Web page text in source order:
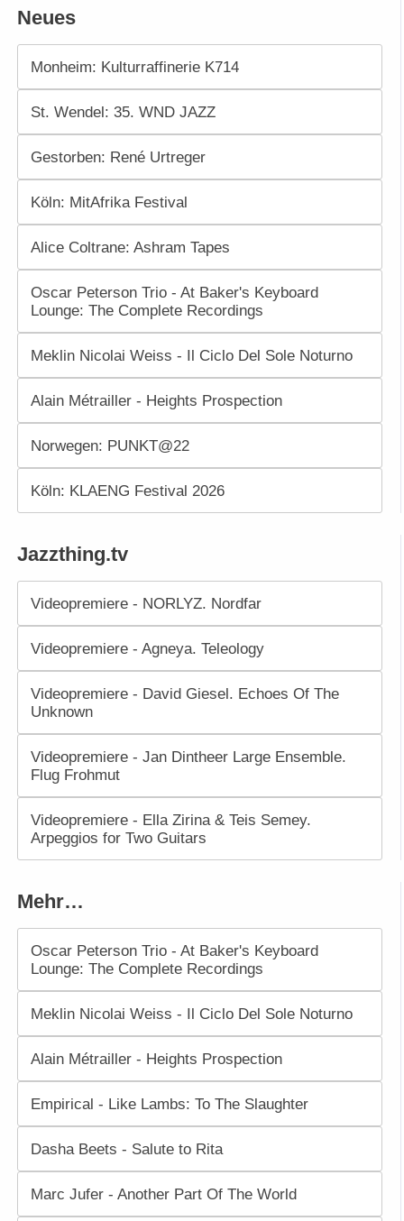
Neues
Monheim: Kulturraffinerie K714
St. Wendel: 35. WND JAZZ
Gestorben: René Urtreger
Köln: MitAfrika Festival
Alice Coltrane: Ashram Tapes
Oscar Peterson Trio - At Baker's Keyboard
Lounge: The Complete Recordings
Meklin Nicolai Weiss - Il Ciclo Del Sole Noturno
Alain Métrailler - Heights Prospection
Norwegen: PUNKT@22
Köln: KLAENG Festival 2026
Jazzthing.tv
Videopremiere - NORLYZ. Nordfar
Videopremiere - Agneya. Teleology
Videopremiere - David Giesel. Echoes Of The
Unknown
Videopremiere - Jan Dintheer Large Ensemble.
Flug Frohmut
Videopremiere - Ella Zirina & Teis Semey.
Arpeggios for Two Guitars
Mehr…
Oscar Peterson Trio - At Baker's Keyboard
Lounge: The Complete Recordings
Meklin Nicolai Weiss - Il Ciclo Del Sole Noturno
Alain Métrailler - Heights Prospection
Empirical - Like Lambs: To The Slaughter
Dasha Beets - Salute to Rita
Marc Jufer - Another Part Of The World